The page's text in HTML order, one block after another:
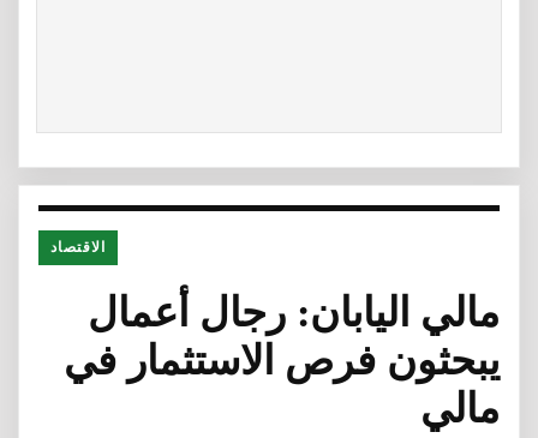
الاقتصاد
مالي اليابان: رجال أعمال
يبحثون فرص الاستثمار في
مالي